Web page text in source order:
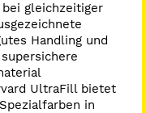
gleichzeitiger
Handling und
UltraFill bietet
in